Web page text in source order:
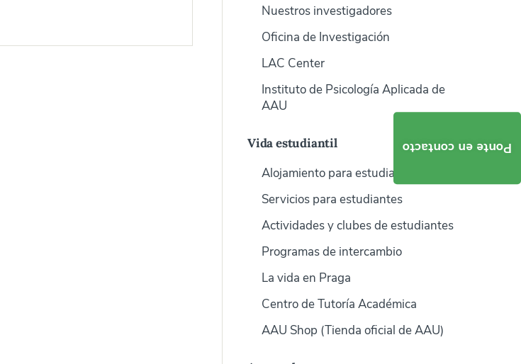
Nuestros investigadores
Oficina de Investigación
LAC Center
Instituto de Psicología Aplicada de
AAU
Vida estudiantil
Alojamiento para estudiantes
Servicios para estudiantes
Actividades y clubes de estudiantes
Programas de intercambio
La vida en Praga
Centro de Tutoría Académica
AAU Shop (Tienda oficial de AAU)
Ponte en contacto